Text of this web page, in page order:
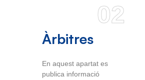
02
Àrbitres
En aquest apartat es
publica informació